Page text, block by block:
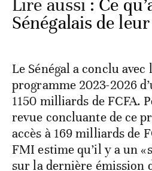
Lire aussi : Ce
Sénégalais de
Le Sénégal a conclu
programme 2023-2026
1150 milliards de FCFA.
revue concluante de ce
accès à 169 milliards de
FMI estime qu’il y a un
sur la dernière émission